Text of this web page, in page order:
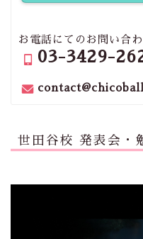
お電話にてのお問い合
03-3429-
世田谷校 発表会・